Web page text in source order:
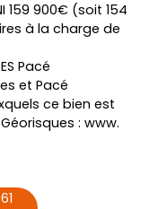
159 900€ (soit 154
à la charge de
Pacé
et Pacé
ce bien est
: www.